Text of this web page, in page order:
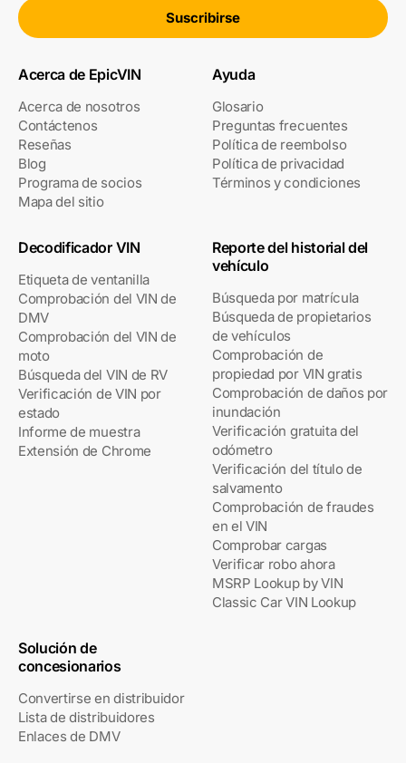
Suscribirse
Acerca de EpicVIN
Acerca de nosotros
Contáctenos
Reseñas
Blog
Programa de socios
Mapa del sitio
Ayuda
Glosario
Preguntas frecuentes
Política de reembolso
Política de privacidad
Términos y condiciones
Decodificador VIN
Etiqueta de ventanilla
Comprobación del VIN de
DMV
Comprobación del VIN de
moto
Búsqueda del VIN de RV
Verificación de VIN por
estado
Informe de muestra
Extensión de Chrome
Reporte del historial del
vehículo
Búsqueda por matrícula
Búsqueda de propietarios
de vehículos
Comprobación de
propiedad por VIN gratis
Comprobación de daños por
inundación
Verificación gratuita del
odómetro
Verificación del título de
salvamento
Comprobación de fraudes
en el VIN
Comprobar cargas
Verificar robo ahora
MSRP Lookup by VIN
Classic Car VIN Lookup
Solución de
concesionarios
Convertirse en distribuidor
Lista de distribuidores
Enlaces de DMV